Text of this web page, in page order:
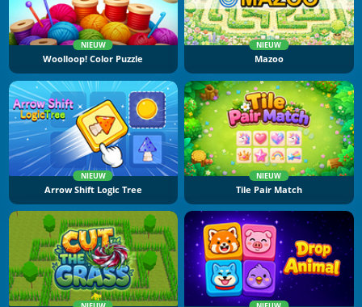
NIEUW
Woolloop! Color Puzzle
NIEUW
Mazoo
NIEUW
Arrow Shift Logic Tree
NIEUW
Tile Pair Match